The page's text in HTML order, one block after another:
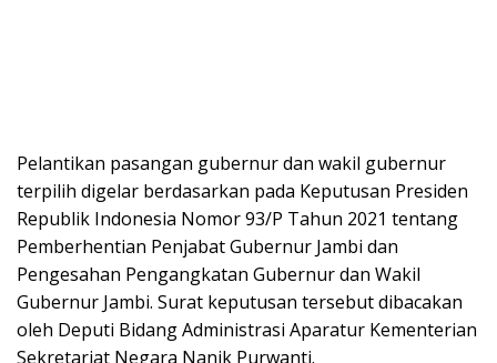
Pelantikan pasangan gubernur dan wakil gubernur
terpilih digelar berdasarkan pada Keputusan Presiden
Republik Indonesia Nomor 93/P Tahun 2021 tentang
Pemberhentian Penjabat Gubernur Jambi dan
Pengesahan Pengangkatan Gubernur dan Wakil
Gubernur Jambi. Surat keputusan tersebut dibacakan
oleh Deputi Bidang Administrasi Aparatur Kementerian
Sekretariat Negara Nanik Purwanti.